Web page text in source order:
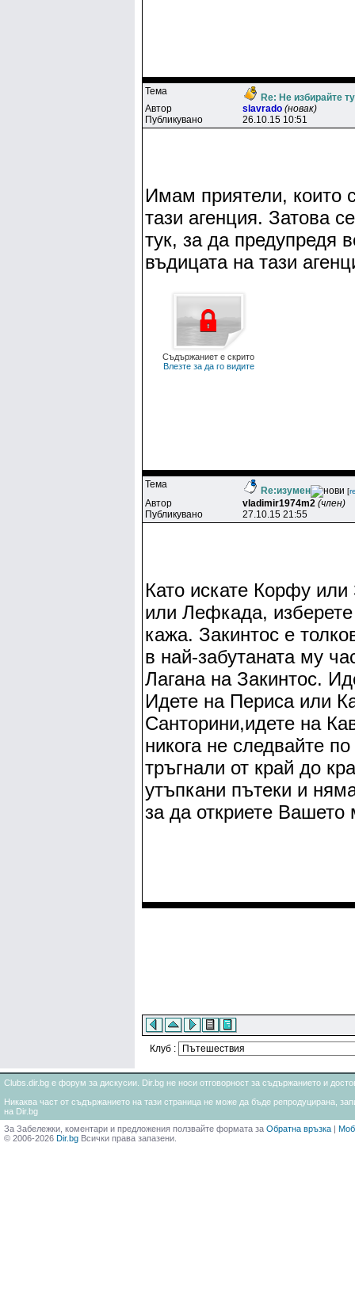
Тема
Re: Не избирайте
Автор
slavrado (новак)
Публикувано
26.10.15 10:51
Имам приятели, които
тази агенция. Затова
тук, за да предупредя
въдицата на тази
Съдържаниет е скрито
Влезте за да го видите
Тема
Re:изумен [
Автор vladimir1974m2 (член)
Публикувано
27.10.15 21:55
Като искате Корфу
или Лефкада,
кажа. Закинтос е
в най-забутаната му
Лагана на Закинтос.
Идете на Периса или
Санторини,идете на
никога не следвайте
тръгнали от край до
утъпкани пътеки и
за да откриете Вашето
Клуб :
Clubs.dir.bg е форум за дискусии. Dir.bg не носи отговорност за съдържанието и
Никаква част от съдържанието на тази страница не може да бъде репродуцирана,
на Dir.bg
За Забележки, коментари и предложения ползвайте формата за Обратна връзка |
© 2006-2026 Dir.bg Всички права запазени.